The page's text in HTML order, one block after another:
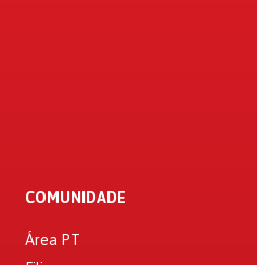
COMUNIDADE
Área PT